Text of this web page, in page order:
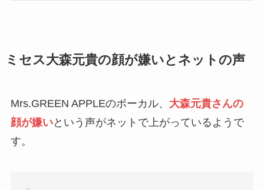
ミセス大森元貴の顔が嫌いとネットの声
Mrs.GREEN APPLEのボーカル、 大森元貴さんの
顔が嫌いという声がネットで上がっているようで
す。